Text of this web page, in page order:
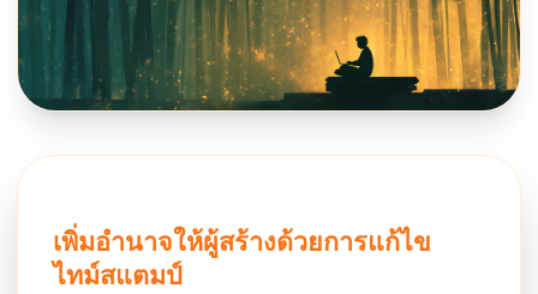
เพิ่มอำนาจให้ผู้สร้างด้วยการแก้ไข
ไทม์สแตมป์